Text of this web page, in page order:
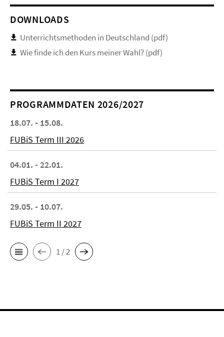
DOWNLOADS
Unterrichtsmethoden in Deutschland (pdf)
Wie finde ich den Kurs meiner Wahl? (pdf)
PROGRAMMDATEN 2026/2027
18.07. - 15.08.
FUBiS Term III 2026
04.01. - 22.01.
FUBiS Term I 2027
29.05. - 10.07.
FUBiS Term II 2027
1 / 2